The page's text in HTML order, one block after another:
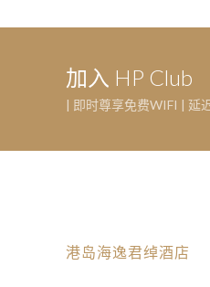
加入 HP Club
| 即时尊享免费WIFI | 延
港岛海逸君绰酒店